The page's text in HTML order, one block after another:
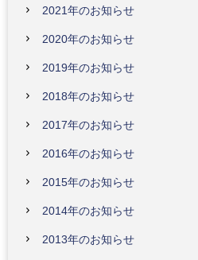
2021年のお知らせ
2020年のお知らせ
2019年のお知らせ
2018年のお知らせ
2017年のお知らせ
2016年のお知らせ
2015年のお知らせ
2014年のお知らせ
2013年のお知らせ